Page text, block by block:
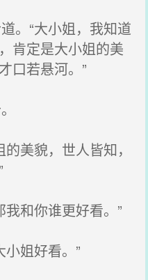
。“大小姐，我知道
肯定是大小姐的美
口若悬河。”
美貌，世人皆知，
和你谁更好看。”
姐好看。”